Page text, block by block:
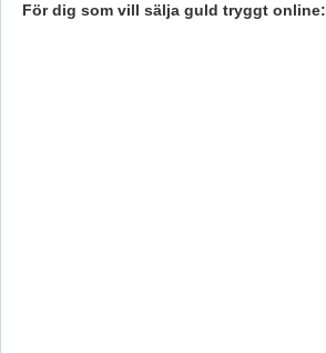
För dig som vill sälja guld tryggt online: